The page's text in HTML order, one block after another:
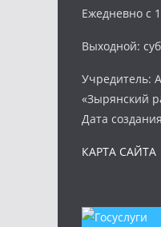
Ежедневно с
Выходной:
Учредитель:
«Зырянский
Дата
КАРТА САЙТА